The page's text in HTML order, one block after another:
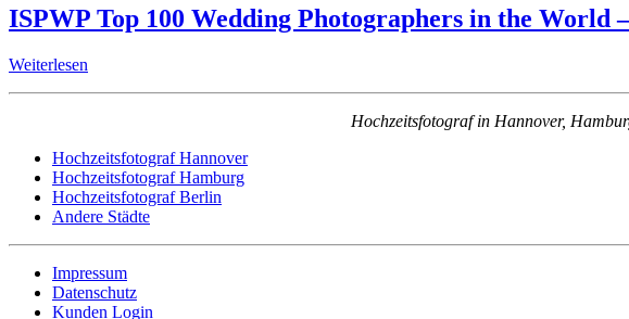
ISPWP Top 100 Wedding Photographers in the World
Weiterlesen
Hochzeitsfotograf in Hannover,
Hochzeitsfotograf Hannover
Hochzeitsfotograf Hamburg
Hochzeitsfotograf Berlin
Andere Städte
Impressum
Datenschutz
Kunden Login